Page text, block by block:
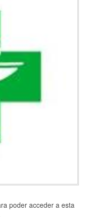
poder acceder a esta